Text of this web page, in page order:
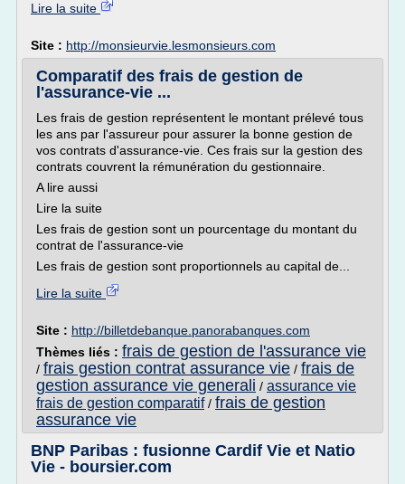
Lire la suite
Site : http://monsieurvie.lesmonsieurs.com
Comparatif des frais de gestion de
l'assurance-vie ...
Les frais de gestion représentent le montant prélevé tous
les ans par l'assureur pour assurer la bonne gestion de
vos contrats d'assurance-vie. Ces frais sur la gestion des
contrats couvrent la rémunération du gestionnaire.
A lire aussi
Lire la suite
Les frais de gestion sont un pourcentage du montant du
contrat de l'assurance-vie
Les frais de gestion sont proportionnels au capital de...
Lire la suite
Site : http://billetdebanque.panorabanques.com
Thèmes liés : frais de gestion de l'assurance vie
/ frais gestion contrat assurance vie / frais de
gestion assurance vie generali / assurance vie
frais de gestion comparatif/ frais de gestion
assurance vie
BNP Paribas : fusionne Cardif Vie et Natio
Vie - boursier.com